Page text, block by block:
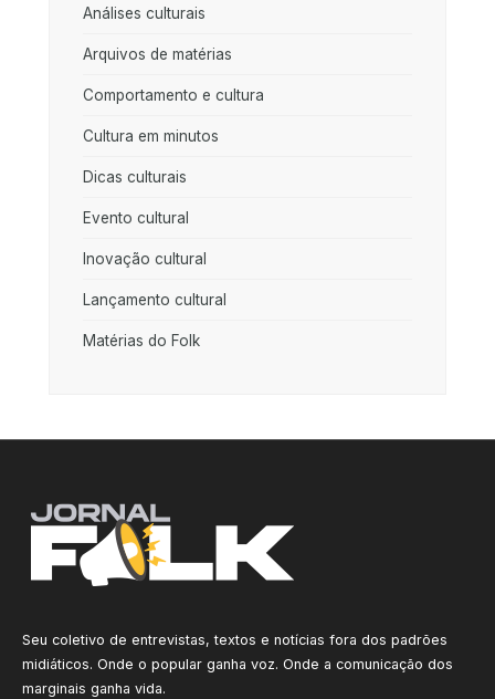
Análises culturais
Arquivos de matérias
Comportamento e cultura
Cultura em minutos
Dicas culturais
Evento cultural
Inovação cultural
Lançamento cultural
Matérias do Folk
Seu coletivo de entrevistas, textos e notícias fora dos padrões
midiáticos. Onde o popular ganha voz. Onde a comunicação dos
marginais ganha vida.